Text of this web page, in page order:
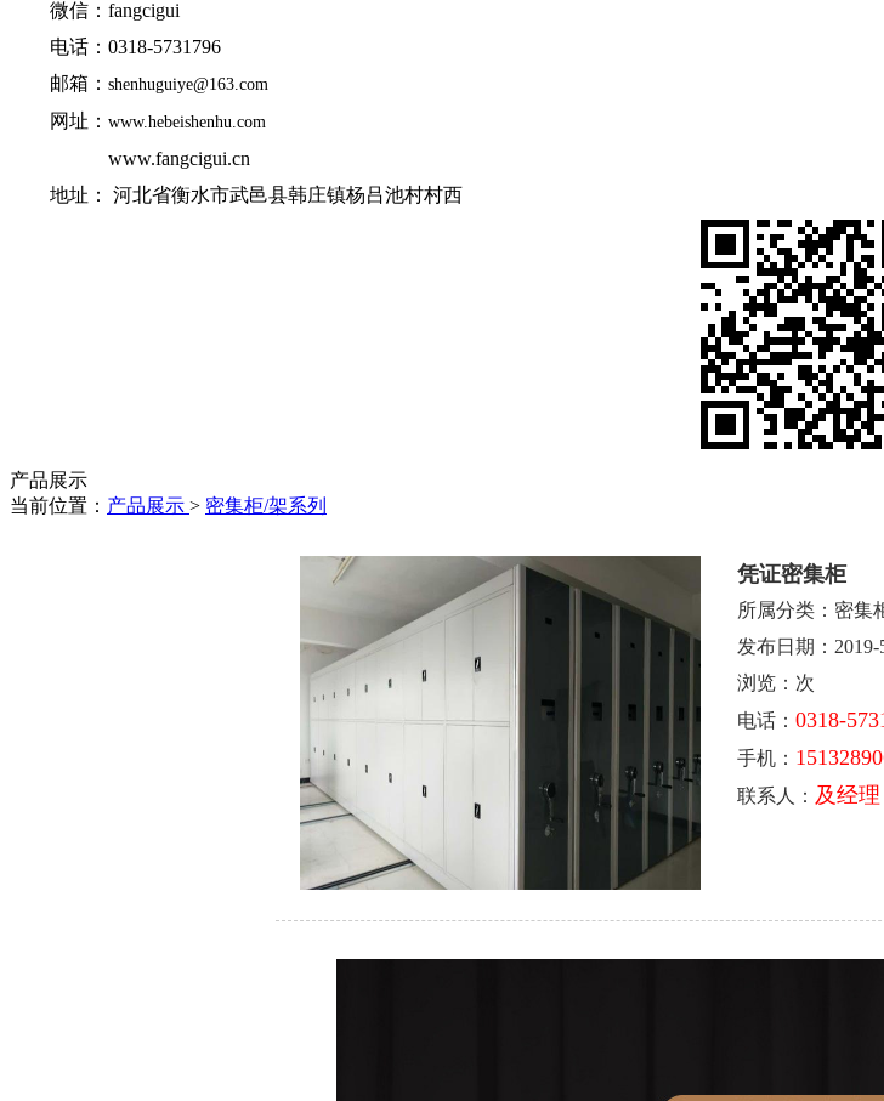
微信：fangcigui
电话：0318-5731796
邮箱：shenhuguiye@163.com
网址：www.hebeishenhu.com
网址：www.fangcigui.cn
地址： 河北省衡水市武邑县韩庄镇杨吕池村村西
产品展示
当前位置： 产品展示 > 密集柜/架系列
凭证密集柜
所属分类：密集
发布日期：2019-
浏览： 次
电话： 0318-
手机：
联系人： 及经理